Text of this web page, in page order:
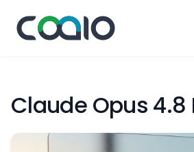
Claude Opus 4.8